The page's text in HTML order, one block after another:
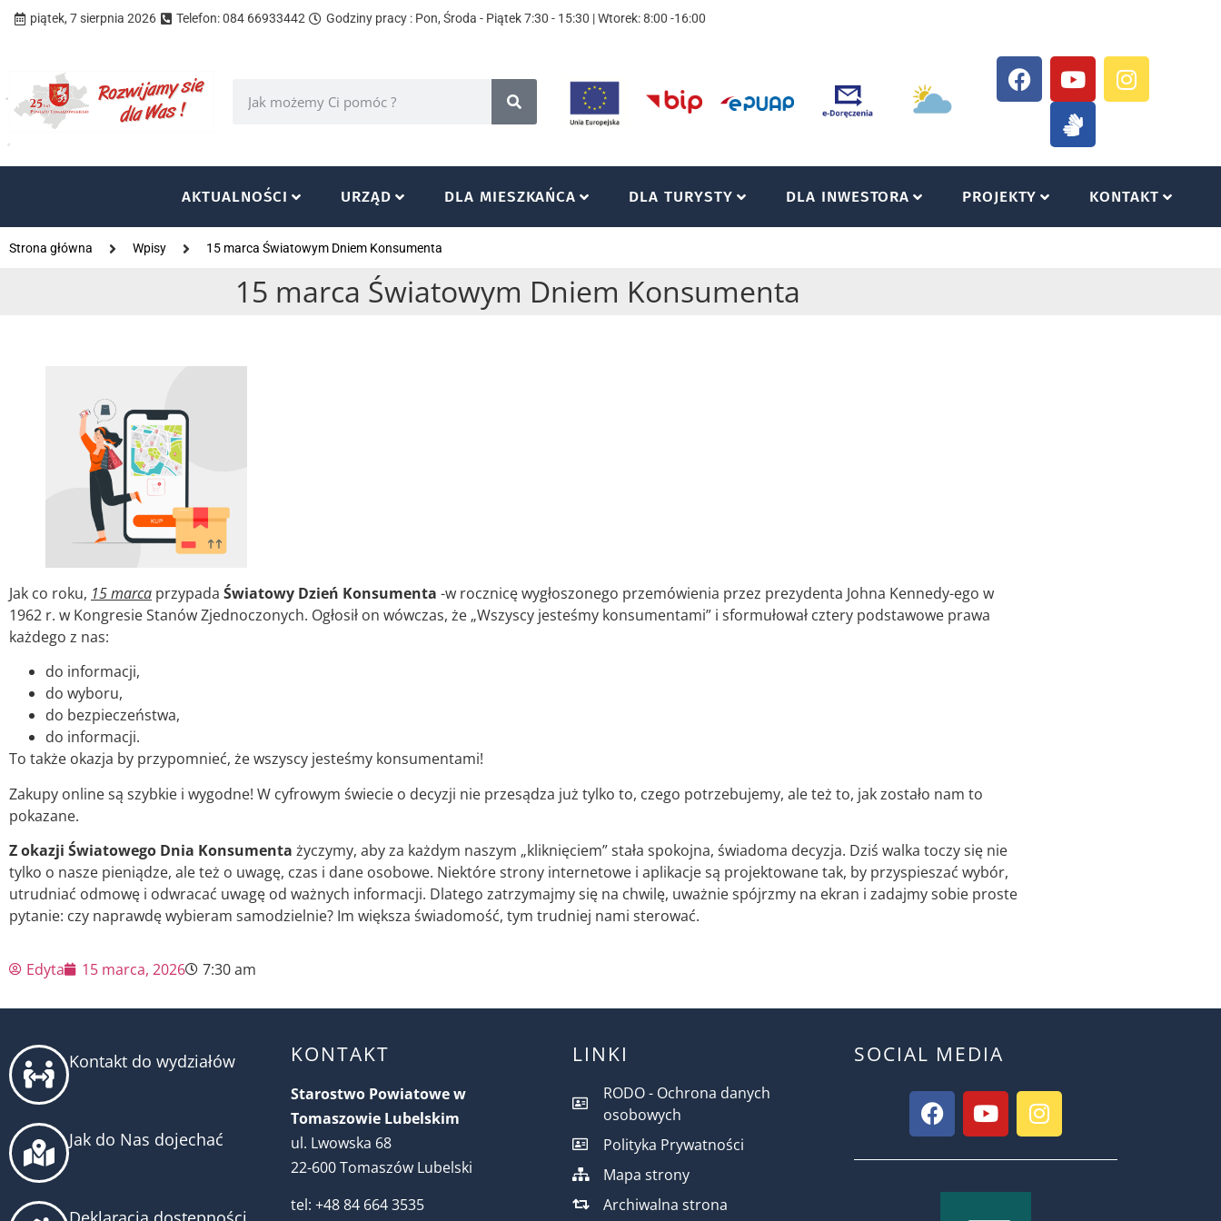
piątek, 7 sierpnia 2026 Telefon: 084 66933442 Godziny pracy : Pon, Środa - Piątek 7:30 - 15:30 | Wtorek: 8:00 -16:00
AKTUALNOŚCI URZĄD DLA MIESZKAŃCA DLA TURYSTY DLA INWESTORA PROJEKTY KONTAKT
Strona główna Wpisy 15 marca Światowym Dniem Konsumenta
15 marca Światowym Dniem Konsumenta
Jak co roku, 15 marca przypada Światowy Dzień Konsumenta -w rocznicę wygłoszonego przemówienia przez prezydenta Johna Kennedy-ego w
1962 r. w Kongresie Stanów Zjednoczonych. Ogłosił on wówczas, że „Wszyscy jesteśmy konsumentami” i sformułował cztery podstawowe prawa
każdego z nas:
do informacji,
do wyboru,
do bezpieczeństwa,
do informacji.
To także okazja by przypomnieć, że wszyscy jesteśmy konsumentami!
Zakupy online są szybkie i wygodne! W cyfrowym świecie o decyzji nie przesądza już tylko to, czego potrzebujemy, ale też to, jak zostało nam to
pokazane.
Z okazji Światowego Dnia Konsumenta życzymy, aby za każdym naszym „kliknięciem” stała spokojna, świadoma decyzja. Dziś walka toczy się nie
tylko o nasze pieniądze, ale też o uwagę, czas i dane osobowe. Niektóre strony internetowe i aplikacje są projektowane tak, by przyspieszać wybór,
utrudniać odmowę i odwracać uwagę od ważnych informacji. Dlatego zatrzymajmy się na chwilę, uważnie spójrzmy na ekran i zadajmy sobie proste
pytanie: czy naprawdę wybieram samodzielnie? Im większa świadomość, tym trudniej nami sterować.
Edyta 15 marca, 2026 7:30 am
Kontakt do wydziałów
Jak do Nas dojechać
KONTAKT
Starostwo Powiatowe w
Tomaszowie Lubelskim
ul. Lwowska 68
22-600 Tomaszów Lubelski
tel: +48 84 664 3535
LINKI
RODO - Ochrona danych
osobowych
Polityka Prywatności
Mapa strony
Archiwalna strona
SOCIAL MEDIA